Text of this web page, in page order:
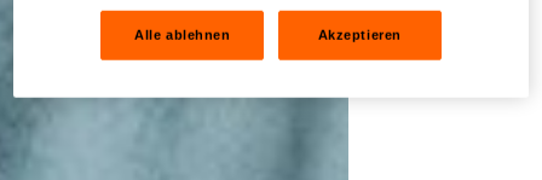
Alle ablehnen Akzeptieren